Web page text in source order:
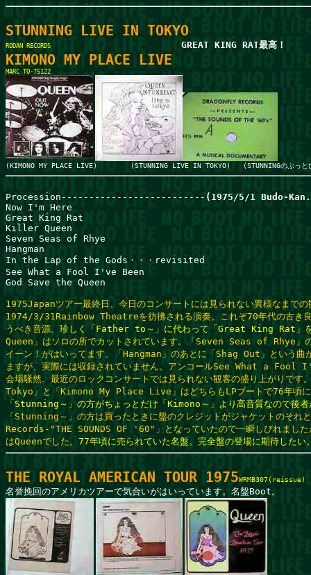
RODAN RECORDS
MARC TQ-75122
(KIMONO MY PLACE LIVE)        (STUNNING LIVE IN TOKYO)   (STUNNINGのぶっと
Procession-------------------------- (1975/5/1 Budo-
Now I'm Here
Great King Rat
Killer Queen
Seven Seas of Rhye
Hangman
In the Lap of the Gods・・・revisited
See What a Fool I've Been
God Save the Queen
1975Japanツアー最終日、今日のコンサートには見られない異様なまでの
1974/3/31Rainbow Theatreを彷彿される演奏。これぞ70年代の古き良
うべき音源。 珍しく「Father to～」に代わって「Great King Rat」を
Queen」はソロの所でカットされています。「Seven Seas of Rhye」
イーン！がはいってます。「Hangman」のあとに「Shag Out」という曲
ますが、実際には収録されていません。アンコールSee What a Fool
会場騒然。最近のロックコンサートでは見られない観客の盛り上が
Tokyo」と「Kimono My Place Live」はどちらもLPブートで76年頃に
「Stunning～」の方がちょっとだけ「Kimono～」より高音質なので後者
「Stunning～」の方は買ったときに盤のクレジットがジャケットのそ
Records-"THE SOUNDS OF '60"」となっていたので一瞬しびれました
はQueenでした。 77年頃に売られていた名盤。完全盤の登場に期待したい
THE ROYAL AMERICAN TOUR 1975
名誉挽回のアメリカツアーで気合いがはいっています。名盤Boot。